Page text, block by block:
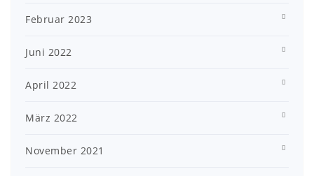
Februar 2023
Juni 2022
April 2022
März 2022
November 2021